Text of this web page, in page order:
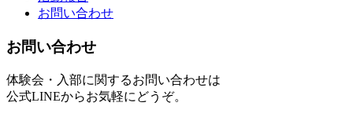
お問い合わせ
お問い合わせ
体験会・入部に関するお問い合わせは
公式LINEからお気軽にどうぞ。